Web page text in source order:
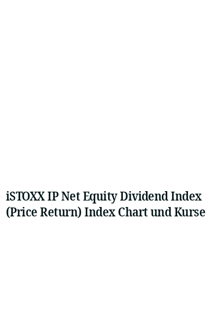
iSTOXX IP Net Equity Dividend Index
(Price Return) Index Chart und Kurse